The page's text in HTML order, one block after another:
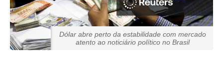
Dólar abre perto da estabilidade com mercado
atento ao noticiário político no Brasil